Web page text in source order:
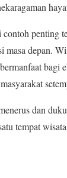
penting
masa depan.
bagi
dan
tempat